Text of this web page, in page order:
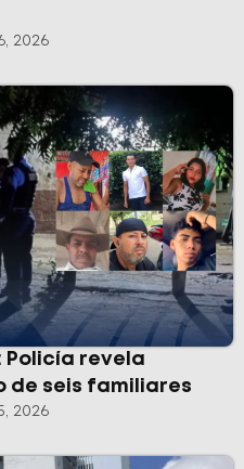
2026
Policía revela
de seis familiares
2026